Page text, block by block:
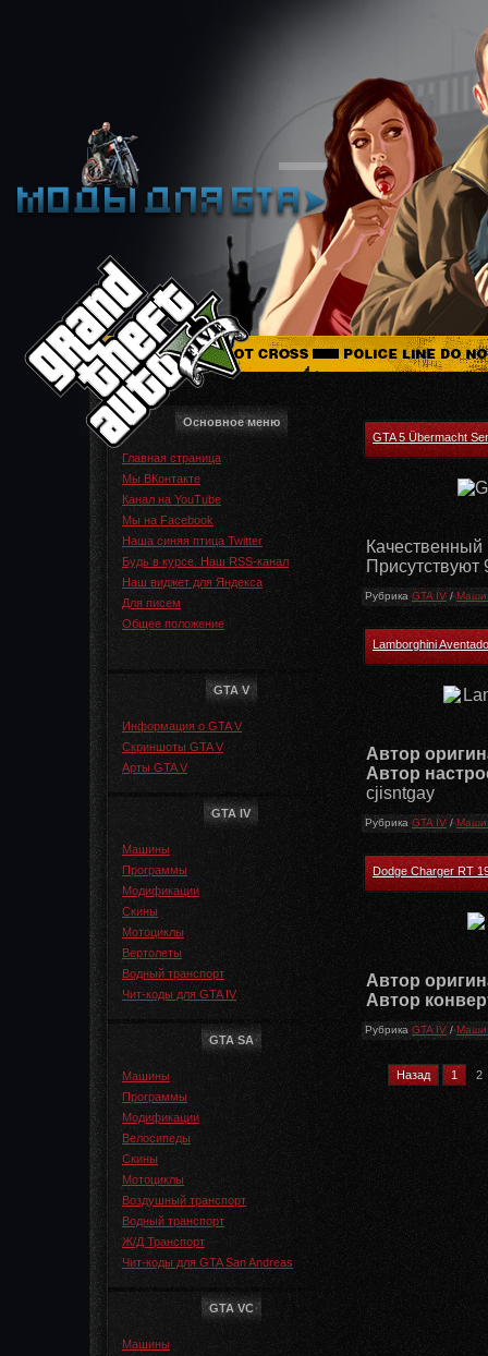
Основное меню
Главная страница
Мы ВКонтакте
Канал на YouTube
Мы на Facebook
Наша синяя птица Twitter
Будь в курсе. Наш RSS-канал
Наш виджет для Яндекса
Для писем
Общее положение
GTA V
Информация о GTA V
Скриншоты GTA V
Арты GTA V
GTA IV
Машины
Программы
Модификации
Скины
Мотоциклы
Вертолеты
Водный транспорт
Чит-коды для GTA IV
GTA SA
Машины
Программы
Модификации
Велосипеды
Скины
Мотоциклы
Воздушный транспорт
Водный транспорт
Ж/Д Транспорт
Чит-коды для GTA San Andreas
GTA VC
Машины
GTA 5 Übermacht
Качественный
Присутствуют
Рубрика GTA IV/
Lamborghini
Автор
Автор
cjisntgay
Рубрика GTA IV/
Dodge Charger RT
Автор
Автор
Рубрика GTA IV/
Назад 1 2